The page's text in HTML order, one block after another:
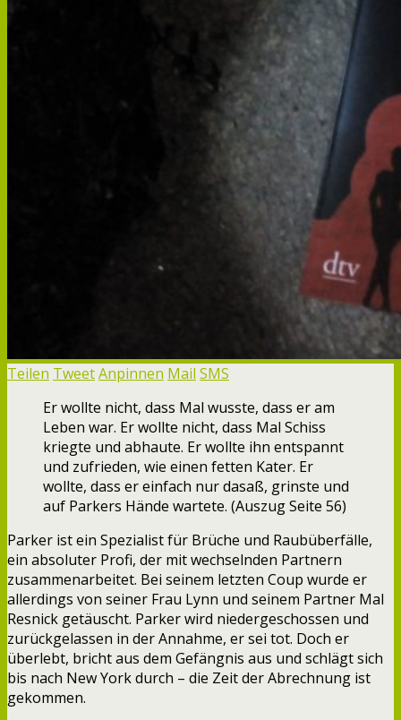
Teilen TweetAnpinnen Mail SMS
Er wollte nicht, dass Mal wusste, dass er am
Leben war. Er wollte nicht, dass Mal Schiss
kriegte und abhaute. Er wollte ihn entspannt
und zufrieden, wie einen fetten Kater. Er
wollte, dass er einfach nur dasaß, grinste und
auf Parkers Hände wartete. (Auszug Seite 56)
Parker ist ein Spezialist für Brüche und Raubüberfälle,
ein absoluter Profi, der mit wechselnden Partnern
zusammenarbeitet. Bei seinem letzten Coup wurde er
allerdings von seiner Frau Lynn und seinem Partner Mal
Resnick getäuscht. Parker wird niedergeschossen und
zurückgelassen in der Annahme, er sei tot. Doch er
überlebt, bricht aus dem Gefängnis aus und schlägt sich
bis nach New York durch – die Zeit der Abrechnung ist
gekommen.